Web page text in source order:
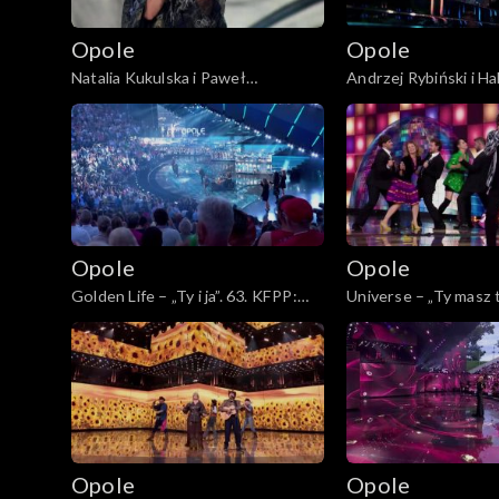
Opole
Natalia Kukulska i Paweł
Tomaszewski – „Tylko mnie poproś
do tańca”. 63. KFPP: Koncert
„Autobiografia. Jubileusz Bogdana
Olewicza”
Opole
Andrzej Rybiński i
– „Czas relaksu”. 63.
Koncert
Bogdana Olewicza”
Opole
Golden Life – „Ty i ja”. 63. KFPP:
Koncert „Autobiografia. Jubileusz
Bogdana Olewicza”
Opole
Universe – „Ty masz
żaba”. 63. KFPP:
„Autobiografia.
Olewicza”
Opole Opole